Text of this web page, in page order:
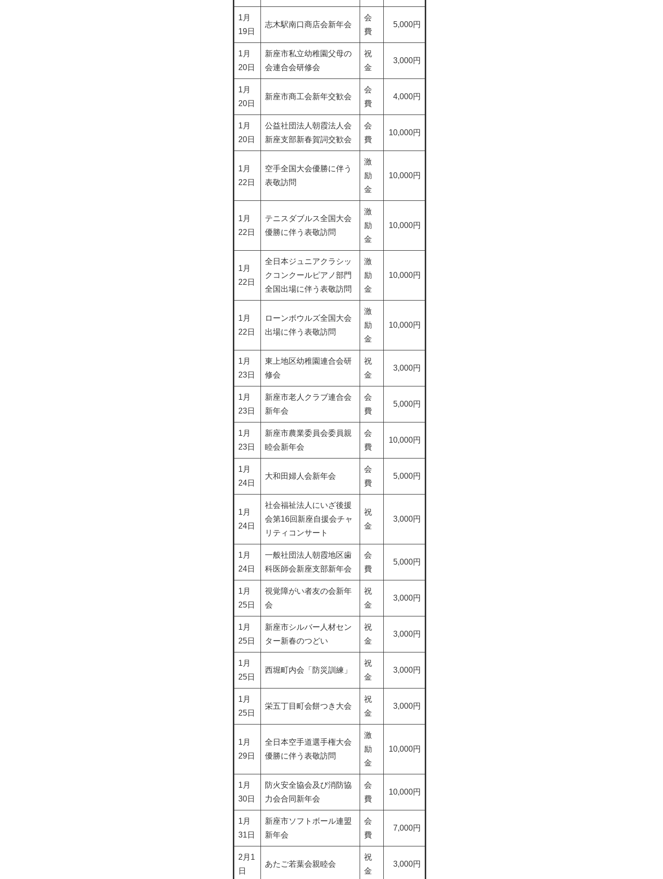
1月
19日
志木駅南口商店会新年会
会
費
5,000円
1月
20日
新座市私立幼稚園父母の
会連合会研修会
祝
金
3,000円
1月
20日
新座市商工会新年交歓会
会
費
4,000円
1月
20日
公益社団法人朝霞法人会
新座支部新春賀詞交歓会
会
費
10,000円
1月
22日
空手全国大会優勝に伴う
表敬訪問
激
励
金
10,000円
1月
22日
テニスダブルス全国大会
優勝に伴う表敬訪問
激
励
金
10,000円
1月
22日
全日本ジュニアクラシッ
クコンクールピアノ部門
全国出場に伴う表敬訪問
激
励
金
10,000円
1月
22日
ローンボウルズ全国大会
出場に伴う表敬訪問
激
励
金
10,000円
1月
23日
東上地区幼稚園連合会研
修会
祝
金
3,000円
1月
23日
新座市老人クラブ連合会
新年会
会
費
5,000円
1月
23日
新座市農業委員会委員親
睦会新年会
会
費
10,000円
1月
24日
大和田婦人会新年会
会
費
5,000円
1月
24日
社会福祉法人にいざ後援
会第16回新座自援会チャ
リティコンサート
祝
金
3,000円
1月
24日
一般社団法人朝霞地区歯
科医師会新座支部新年会
会
費
5,000円
1月
25日
視覚障がい者友の会新年
会
祝
金
3,000円
1月
25日
新座市シルバー人材セン
ター新春のつどい
祝
金
3,000円
1月
25日
西堀町内会「防災訓練」
祝
金
3,000円
1月
25日
栄五丁目町会餅つき大会
祝
金
3,000円
1月
29日
全日本空手道選手権大会
優勝に伴う表敬訪問
激
励
金
10,000円
1月
30日
防火安全協会及び消防協
力会合同新年会
会
費
10,000円
1月
31日
新座市ソフトボール連盟
新年会
会
費
7,000円
2月1
日
あたご若葉会親睦会
祝
金
3,000円